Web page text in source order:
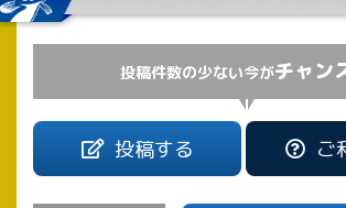
投稿件数の少ない今がチャン
投稿する ご